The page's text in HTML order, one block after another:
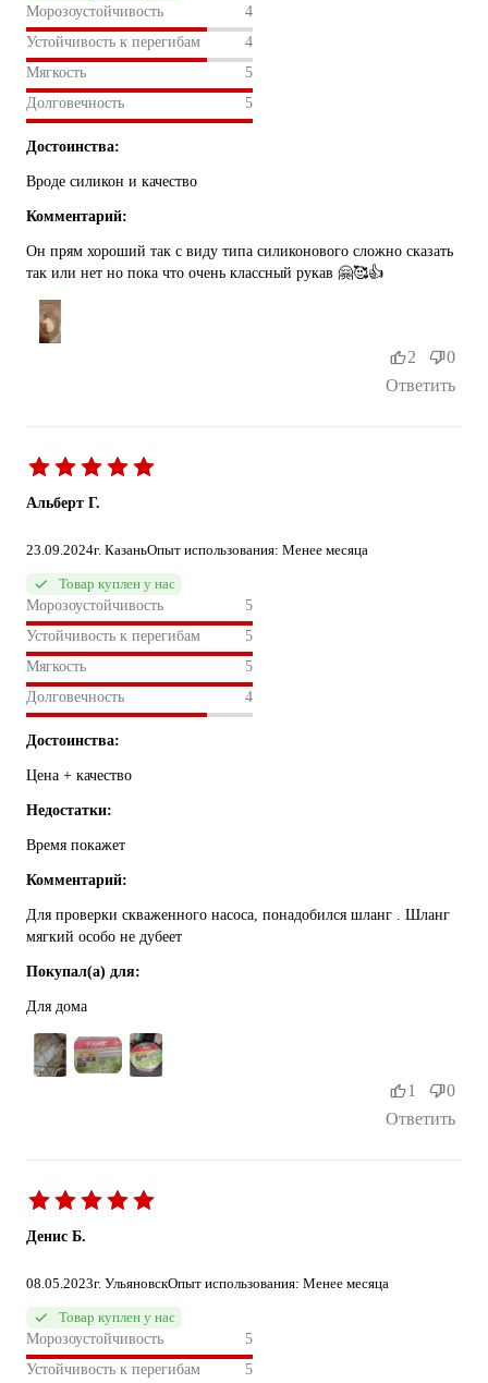
Морозоустойчивость
4
Устойчивость к перегибам
4
Мягкость
5
Долговечность
5
Достоинства:
Вроде силикон и качество
Комментарий:
Он прям хороший так с виду типа силиконового сложно сказать
так или нет но пока что очень классный рукав 🤗🥰👍
Ответить
2 0
Альберт Г.
23.09.2024г. КазаньОпыт использования: Менее месяца
Товар куплен у нас
Морозоустойчивость
5
Устойчивость к перегибам
5
Мягкость
5
Долговечность
4
Достоинства:
Цена + качество
Недостатки:
Время покажет
Комментарий:
Для проверки скваженного насоса, понадобился шланг . Шланг
мягкий особо не дубеет
Покупал(а) для:
Для дома
Ответить
1 0
Денис Б.
08.05.2023г. УльяновскОпыт использования: Менее месяца
Товар куплен у нас
Морозоустойчивость
5
Устойчивость к перегибам
5